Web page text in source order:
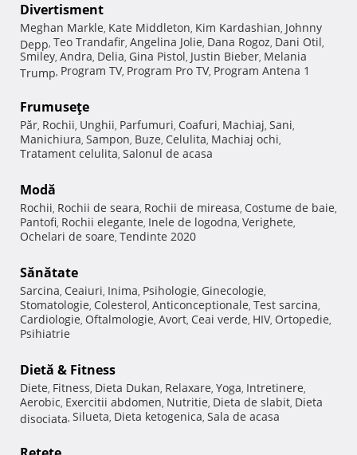
Divertisment
Meghan Markle, Kate Middleton, Kim Kardashian, Johnny
Depp, Teo Trandafir, Angelina Jolie, Dana Rogoz, Dani Otil,
Smiley, Andra, Delia, Gina Pistol, Justin Bieber, Melania
Trump, Program TV, Program Pro TV, Program Antena 1
Frumuseţe
Păr, Rochii, Unghii, Parfumuri, Coafuri, Machiaj, Sani,
Manichiura, Sampon, Buze, Celulita, Machiaj ochi,
Tratament celulita, Salonul de acasa
Modă
Rochii, Rochii de seara, Rochii de mireasa, Costume de baie,
Pantofi, Rochii elegante, Inele de logodna, Verighete,
Ochelari de soare, Tendinte 2020
Sănătate
Sarcina, Ceaiuri, Inima, Psihologie, Ginecologie,
Stomatologie, Colesterol, Anticonceptionale, Test sarcina,
Cardiologie, Oftalmologie, Avort, Ceai verde, HIV, Ortopedie,
Psihiatrie
Dietă & Fitness
Diete, Fitness, Dieta Dukan, Relaxare, Yoga, Intretinere,
Aerobic, Exercitii abdomen, Nutritie, Dieta de slabit, Dieta
disociata, Silueta, Dieta ketogenica, Sala de acasa